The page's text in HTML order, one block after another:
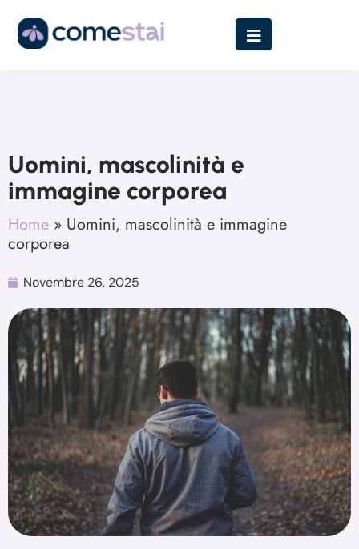
Uomini, mascolinità e
immagine corporea
Home » Uomini, mascolinità e immagine
corporea
Novembre 26, 2025